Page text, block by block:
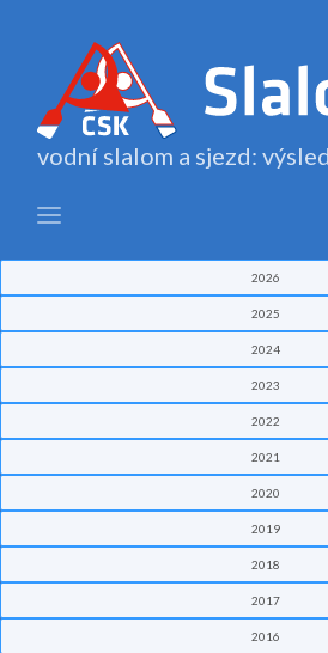
vodní slalom a sjezd:
2026
2025
2024
2023
2022
2021
2020
2019
2018
2017
2016